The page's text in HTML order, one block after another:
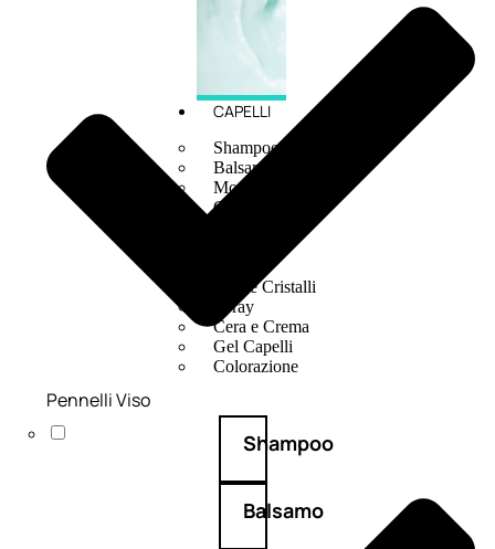
CAPELLI
Shampoo
Balsamo
Mousse
Olii Capelli
Sieri e Cristalli
Spray
Cera e Crema
Gel Capelli
Colorazione
Shampoo
Balsamo
Pennelli Viso